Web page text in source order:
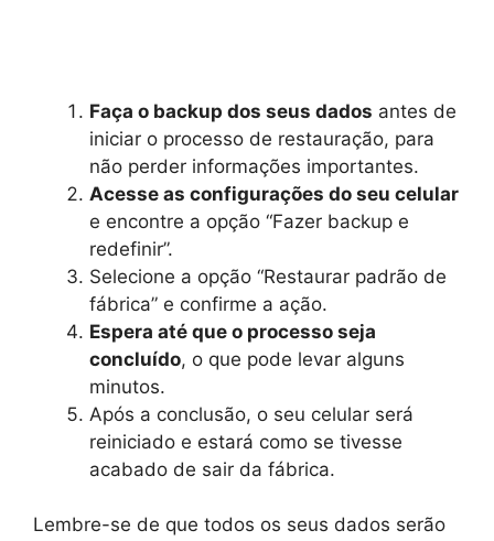
Faça o backup dos seus dados antes de
iniciar o processo de restauração, para
não perder informações importantes.
Acesse as configurações do seu celular
e encontre a opção “Fazer backup e
redefinir”.
Selecione a opção “Restaurar padrão de
fábrica” e confirme a ação.
Espera até que o processo seja
concluído, o que pode levar alguns
minutos.
Após a conclusão, o seu celular será
reiniciado e estará como se tivesse
acabado de sair da fábrica.
Lembre-se de que todos os seus dados serão